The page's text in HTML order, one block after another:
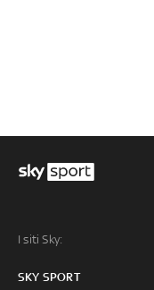
I siti Sky:
SKY SPORT